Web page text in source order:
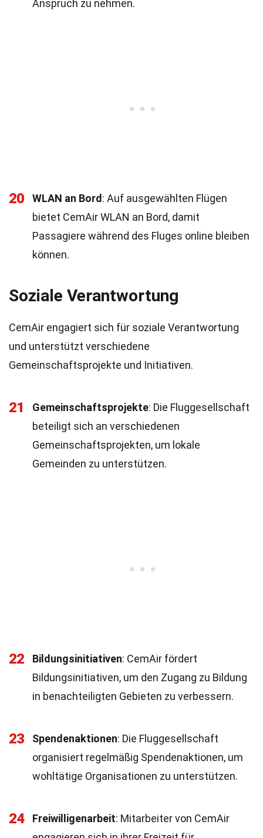
Anspruch zu nehmen.
20 WLAN an Bord : Auf ausgewählten Flügen
bietet CemAir WLAN an Bord, damit
Passagiere während des Fluges online bleiben
können.
Soziale Verantwortung
CemAir engagiert sich für soziale Verantwortung
und unterstützt verschiedene
Gemeinschaftsprojekte und Initiativen.
21 Gemeinschaftsprojekte: Die Fluggesellschaft
beteiligt sich an verschiedenen
Gemeinschaftsprojekten, um lokale
Gemeinden zu unterstützen.
22 Bildungsinitiativen: CemAir fördert
Bildungsinitiativen, um den Zugang zu Bildung
in benachteiligten Gebieten zu verbessern.
23 Spendenaktionen: Die Fluggesellschaft
organisiert regelmäßig Spendenaktionen, um
wohltätige Organisationen zu unterstützen.
24 Freiwilligenarbeit: Mitarbeiter von CemAir